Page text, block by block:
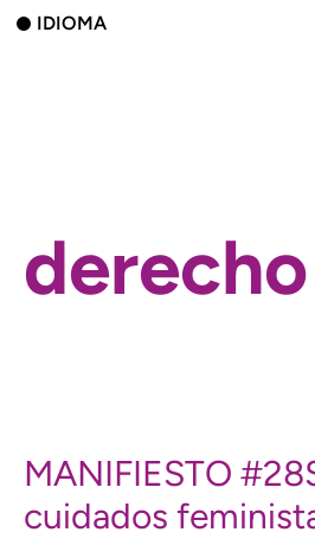
IDIOMA
MANIFIESTO
cuidados